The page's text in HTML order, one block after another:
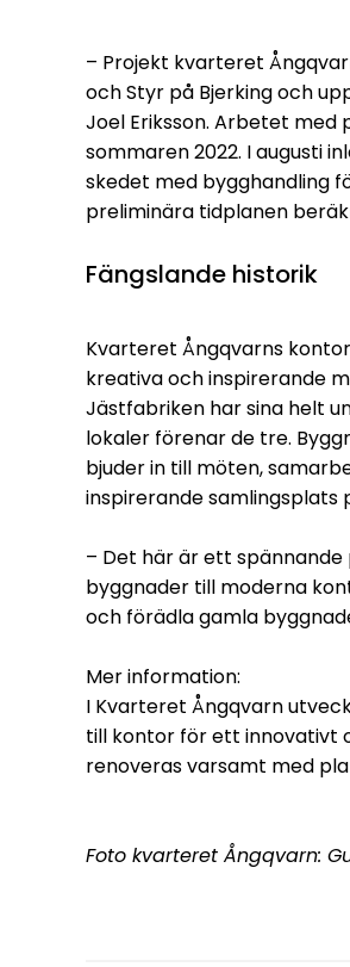
– Projekt kvarteret
och Styr på Bjerking och
Joel Eriksson. Arbetet
sommaren 2022. I augusti
skedet med bygghandling
preliminära tidplanen
Fängslande historik
Kvarteret Ångqvarns
kreativa och inspirerande
Jästfabriken har sina helt
lokaler förenar de tre.
bjuder in till möten,
inspirerande samlingsplats
– Det här är ett
byggnader till moderna
och förädla gamla
Mer information:
I Kvarteret Ångqvarn
till kontor för ett innovativt
renoveras varsamt med
Foto kvarteret Ångqvarn: